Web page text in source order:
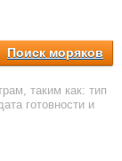
Поиск моряков
таким как: тип
готовности и